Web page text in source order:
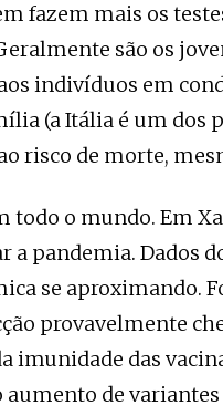
fazem mais os
são os
indivíduos em
(a Itália é um dos
risco de morte,
todo o mundo. Em
a pandemia. Dados
se aproximando.
provavelmente
imunidade das
de variantes